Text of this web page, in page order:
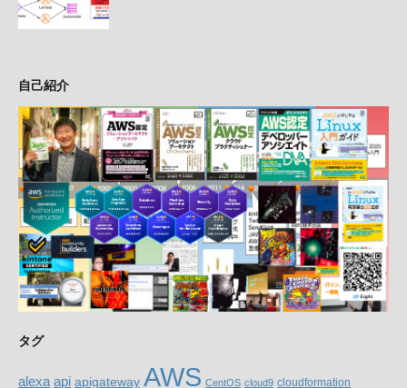
自己紹介
タグ
alexa api apigateway AWS CentOS cloud9 cloudformation